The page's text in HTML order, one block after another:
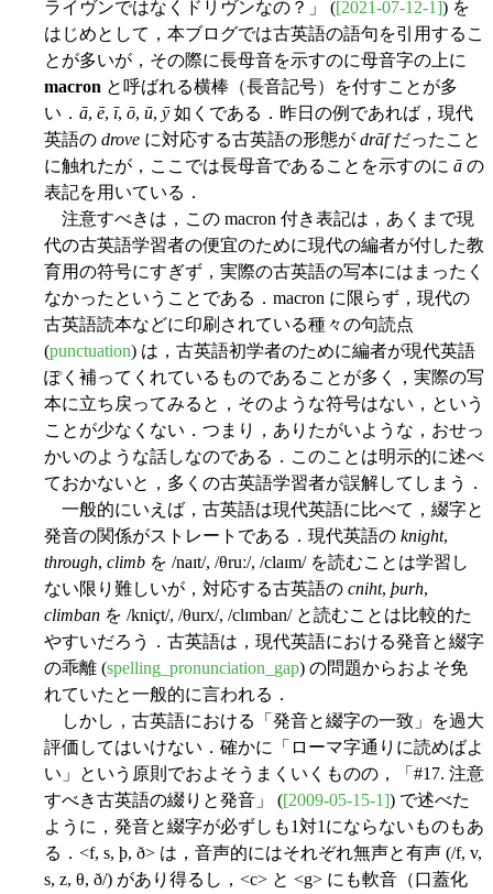
ライヴンではなくドリヴンなの？」 ([2021-07-12-1]) を
はじめとして，本ブログでは古英語の語句を引用するこ
とが多いが，その際に長母音を示すのに母音字の上に
macron と呼ばれる横棒（長音記号）を付すことが多
い． ā, ē, ī, ō, ū, ȳ如くである．昨日の例であれば，現代
英語の drove に対応する古英語の形態が drāfだったこと
に触れたが，ここでは長母音であることを示すのに ā の
表記を用いている．
注意すべきは，この macron 付き表記は，あくまで現
代の古英語学習者の便宜のために現代の編者が付した教
育用の符号にすぎず，実際の古英語の写本にはまったく
なかったということである．macron に限らず，現代の
古英語読本などに印刷されている種々の句読点
(punctuation) は，古英語初学者のために編者が現代英語
ぽく補ってくれているものであることが多く，実際の写
本に立ち戻ってみると，そのような符号はない，という
ことが少なくない．つまり，ありたがいような，おせっ
かいのような話しなのである．このことは明示的に述べ
ておかないと，多くの古英語学習者が誤解してしまう．
一般的にいえば，古英語は現代英語に比べて，綴字と
発音の関係がストレートである．現代英語の knight,
through, climb を /naɪt/, /θruː/, /claɪm/ を読むことは学習し
ない限り難しいが，対応する古英語の cniht, þurh,
climban を /kniçt/, /θurx/, /clɪmban/ と読むことは比較的た
やすいだろう．古英語は，現代英語における発音と綴字
の乖離 (spelling_pronunciation_gap) の問題からおよそ免
れていたと一般的に言われる．
しかし，古英語における「発音と綴字の一致」を過大
評価してはいけない．確かに「ローマ字通りに読めばよ
い」という原則でおよそうまくいくものの，「#17. 注意
すべき古英語の綴りと発音」 ([2009-05-15-1]) で述べた
ように，発音と綴字が必ずしも1対1にならないものもあ
る．<f, s, þ, ð> は，音声的にはそれぞれ無声と有声 (/f, v,
s, z, θ, ð/) があり得るし，<c> と <g> にも軟音（口蓋化